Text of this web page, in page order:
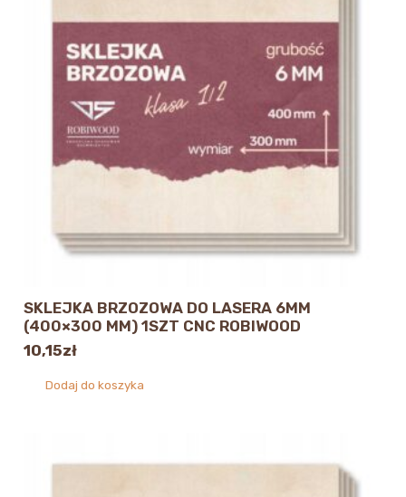
SKLEJKA BRZOZOWA DO LASERA 6MM
(400×300 MM) 1SZT CNC ROBIWOOD
10,15zł
Dodaj do koszyka